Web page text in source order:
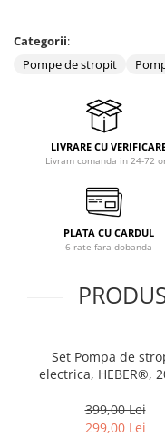
Categorii:
Pompe de stropit
LIVRARE CU
Livram comanda in 24-72
PLATA CU CARDUL
6 rate fara dobanda
Set Pompa de
electrica, HEBER®,
portabil
399,00 Lei
299,00 Lei